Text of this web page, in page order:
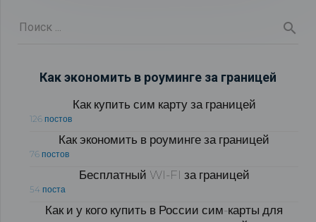
Как экономить в роуминге за границей
Как купить сим карту за границей
126 постов
Как экономить в роуминге за границей
76 постов
Бесплатный WI-FI за границей
54 поста
Как и у кого купить в России сим-карты для